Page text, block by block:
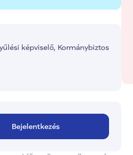
képviselő, Kormánybiztos
Bejelentkezés